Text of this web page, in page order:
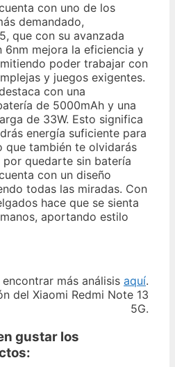
con uno de los
demandado,
que con su avanzada
6nm mejora la eficiencia y
poder trabajar con
y juegos exigentes.
con una
de 5000mAh y una
de 33W. Esto significa
energía suficiente para
que también te olvidarás
quedarte sin batería
con un diseño
todas las miradas. Con
hace que se sienta
aportando estilo
encontrar más análisis aquí.
del Xiaomi Redmi Note 13
5G.
gustar los